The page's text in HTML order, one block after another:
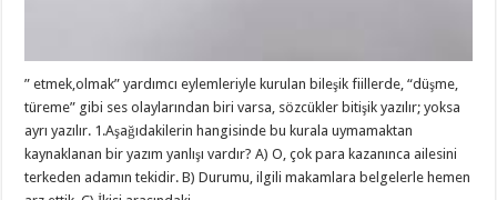
” etmek,olmak” yardımcı eylemleriyle kurulan bileşik fiillerde, “düşme,
türeme” gibi ses olaylarından biri varsa, sözcükler bitişik yazılır; yoksa
ayrı yazılır. 1.Aşağıdakilerin hangisinde bu kurala uymamaktan
kaynaklanan bir yazım yanlışı vardır? A) O, çok para kazanınca ailesini
terkeden adamın tekidir. B) Durumu, ilgili makamlara belgelerle hemen